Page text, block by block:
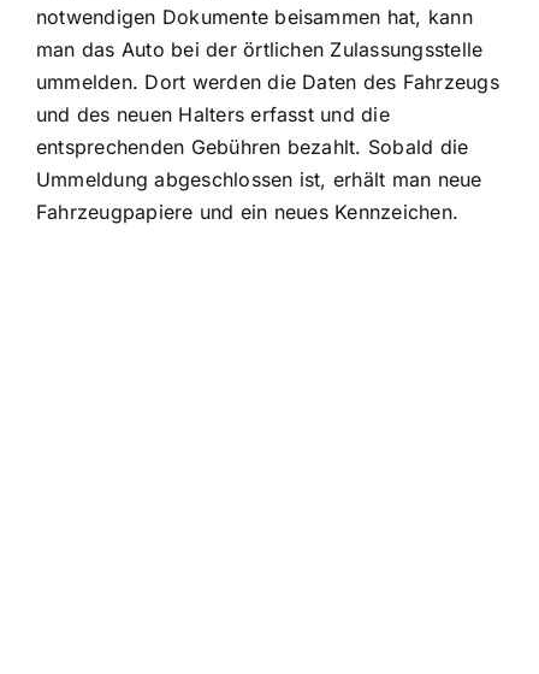
notwendigen Dokumente beisammen hat, kann
man das Auto bei der örtlichen Zulassungsstelle
ummelden. Dort werden die Daten des Fahrzeugs
und des neuen Halters erfasst und die
entsprechenden Gebühren bezahlt. Sobald die
Ummeldung abgeschlossen ist, erhält man neue
Fahrzeugpapiere und ein neues Kennzeichen.